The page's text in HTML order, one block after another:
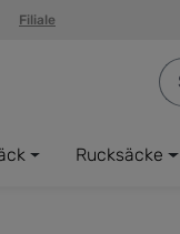
Filiale
Rucksäcke